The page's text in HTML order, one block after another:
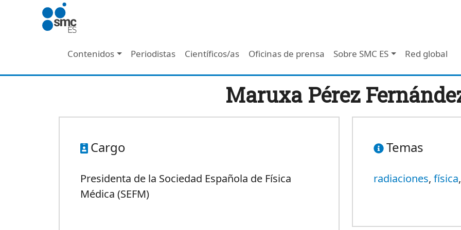
Pasar al contenido principal
Navegación principal - Header
Contenidos Periodistas Científicos/as Oficinas de prensa Sobre SMC ES Red global
Maruxa Pérez
Cargo
Presidenta de la Sociedad Española de Física
Médica (SEFM)
Temas
radiaciones, física,